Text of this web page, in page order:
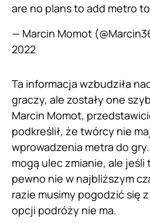
are no plans to add metro
— Marcin Momot
2022
Ta informacja wzbudziła
graczy, ale zostały one
Marcin Momot,
podkreślił, że twórcy nie
wprowadzenia metra do
mogą ulec zmianie, ale jeśli
pewno nie w najbliższym
razie musimy pogodzić się
opcji podróży nie ma.